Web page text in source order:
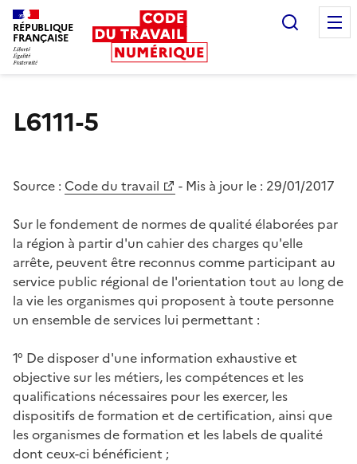
RÉPUBLIQUE
FRANÇAISE
L6111-5
Source : Code du travail - Mis à jour le : 29/01/2017
Sur le fondement de normes de qualité élaborées par
la région à partir d'un cahier des charges qu'elle
arrête, peuvent être reconnus comme participant au
service public régional de l'orientation tout au long de
la vie les organismes qui proposent à toute personne
un ensemble de services lui permettant :
1° De disposer d'une information exhaustive et
objective sur les métiers, les compétences et les
qualifications nécessaires pour les exercer, les
dispositifs de formation et de certification, ainsi que
les organismes de formation et les labels de qualité
dont ceux-ci bénéficient ;